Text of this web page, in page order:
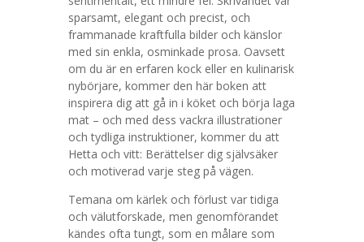
sparsamt, elegant och precist, och
frammanade kraftfulla bilder och känslor
med sin enkla, osminkade prosa. Oavsett
om du är en erfaren kock eller en kulinarisk
nybörjare, kommer den här boken att
inspirera dig att gå in i köket och börja laga
mat – och med dess vackra illustrationer
och tydliga instruktioner, kommer du att
Hetta och vitt: Berättelser dig självsäker
och motiverad varje steg på vägen.
Temana om kärlek och förlust var tidiga
och välutforskade, men genomförandet
kändes ofta tungt, som en målare som